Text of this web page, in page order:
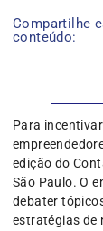
Compartilhe
conteúdo:
Para
edição do
São Paulo. O
debater
estratégias de